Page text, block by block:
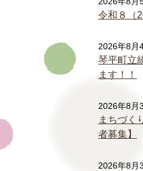
令和８（
2026年8月
琴平町立
ます！！
2026年8月
まちづく
者募集】
2026年8月